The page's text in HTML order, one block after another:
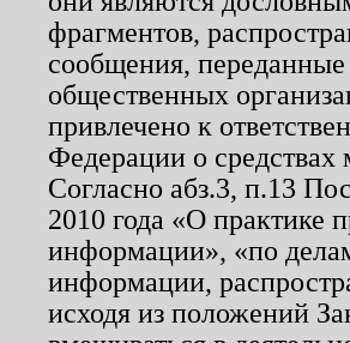
фрагментов,
сообщения,
общественных
привлечено к
Федерации о
Согласно абз.3, п.13
2010 года «О практике
информации», «по
информации,
исходя из положений